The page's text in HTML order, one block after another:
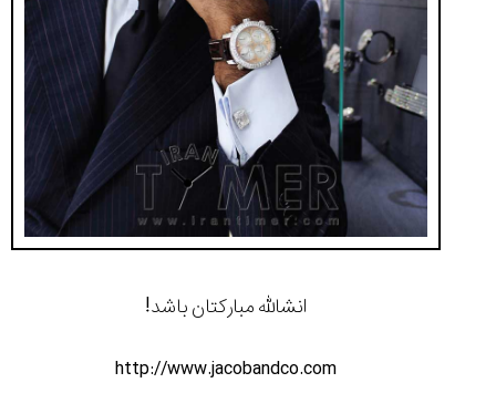
انشالله مبارکتان باشد!
http://www.jacobandco.com